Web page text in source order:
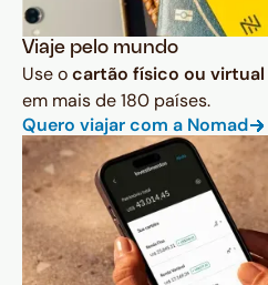
Viaje pelo mundo
Use ocartão físico ou virtual
em mais de 180 países.
Quero viajar com a Nomad